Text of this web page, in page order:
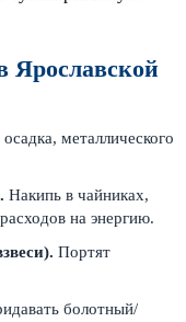
Ярославской
металлического
Накипь в чайниках,
на энергию.
Портят
болотный/